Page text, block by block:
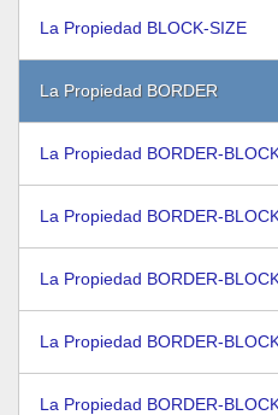
La Propiedad BLOCK-SIZE
La Propiedad BORDER
La Propiedad BORDER-
La Propiedad BORDER-
La Propiedad BORDER-
La Propiedad BORDER-
La Propiedad BORDER-